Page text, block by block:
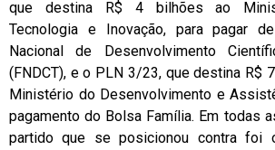
que destina R$ 4 bilhões ao
Tecnologia e Inovação, para pagar
Nacional de Desenvolvimento
(FNDCT), e o PLN 3/23, que destina R$
Ministério do Desenvolvimento e
pagamento do Bolsa Família. Em todas
partido que se posicionou contra foi